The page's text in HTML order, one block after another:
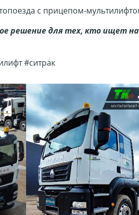
с прицепом-
решение для тех, кто ищет
#ситрак